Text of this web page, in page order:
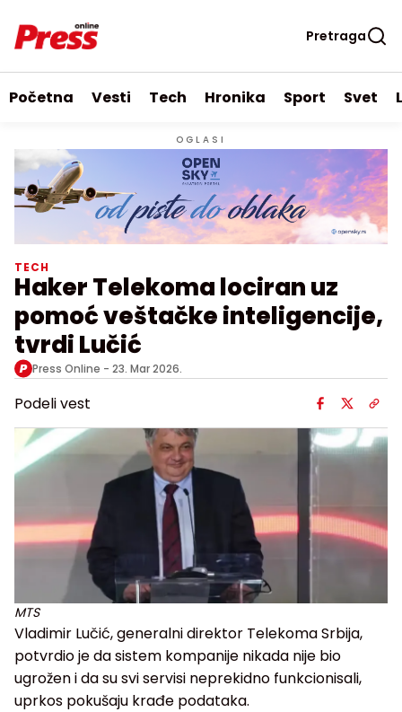
Pretraga
Početna Vesti Tech Hronika Sport Svet
OGLASI
TECH
Haker Telekoma lociran uz
pomoć veštačke inteligencije,
tvrdi Lučić
Press Online - 23. Mar 2026.
Podeli vest
MTS
Vladimir Lučić, generalni direktor Telekoma Srbija,
potvrdio je da sistem kompanije nikada nije bio
ugrožen i da su svi servisi neprekidno funkcionisali,
uprkos pokušaju krađe podataka.